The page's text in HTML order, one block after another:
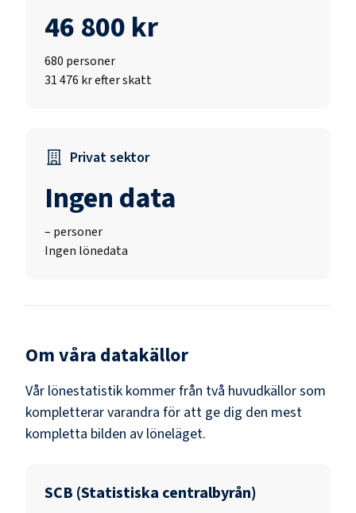
46 800 kr
680 personer
31 476 kr efter skatt
Privat sektor
Ingen data
– personer
Ingen lönedata
Om våra datakällor
Vår lönestatistik kommer från två huvudkällor som
kompletterar varandra för att ge dig den mest
kompletta bilden av löneläget.
SCB (Statistiska centralbyrån)